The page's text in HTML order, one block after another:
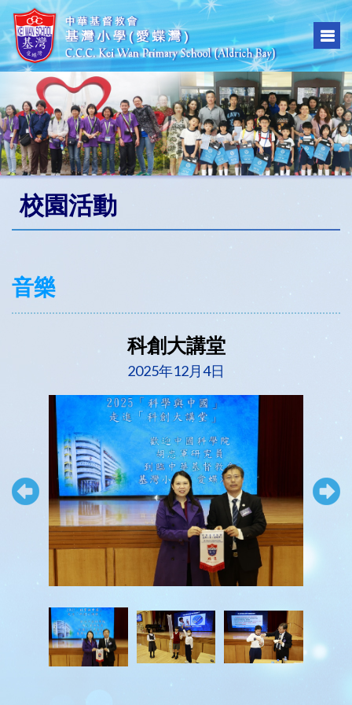
校園活動
音樂
科創大講堂
2025年12月4日